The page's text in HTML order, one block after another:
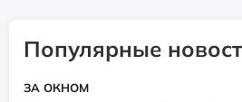
Популярные
ЗА ОКНОМ